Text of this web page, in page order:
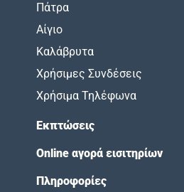
Πάτρα
Αίγιο
Καλάβρυτα
Χρήσιμες Συνδέσεις
Χρήσιμα Τηλέφωνα
Εκπτώσεις
Online αγορά εισιτηρίων
Πληροφορίες